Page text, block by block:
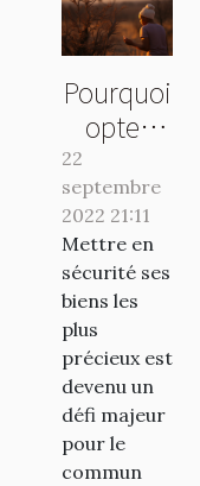
Pourquoi
opter
pour une
banque
en ligne ?
22
septembre
2022 21:11
Mettre en
sécurité ses
biens les
plus
précieux est
devenu un
défi majeur
pour le
commun